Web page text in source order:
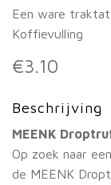
Een ware
Koffievulling
€3.10
Beschrijving
MEENK
Op zoek naar
de MEENK